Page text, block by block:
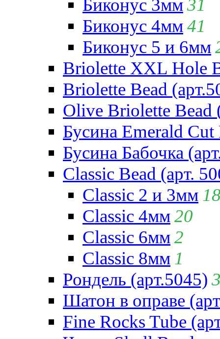
Биконус 3мм31
Биконус 4мм41
Биконус 5 и 6мм
Briolette XXL Hole
Briolette Bead
Olive Briolette Bead
Бусина Emerald Cut
Бусина Бабочка
Classic Bead (арт.
Classic 2 и 3мм
Classic 4мм20
Classic 6мм2
Classic 8мм 1
Рондель (арт.5045)
Шатон в оправе
Fine Rocks Tube